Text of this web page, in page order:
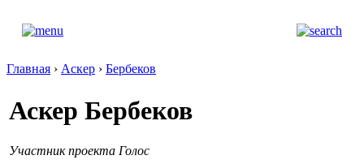
Главная › Аскер › Бербеков
Аскер Бербеков
Участник проекта Голос